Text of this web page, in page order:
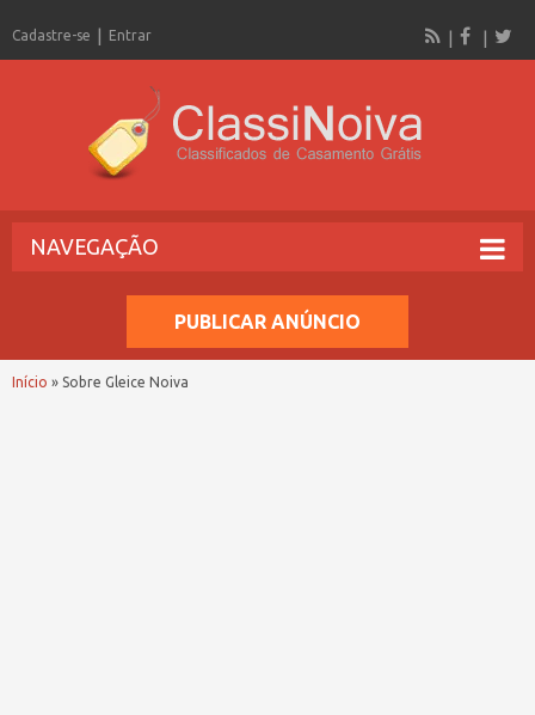
Cadastre-se Entrar
NAVEGAÇÃO
PUBLICAR ANÚNCIO
Início » Sobre Gleice Noiva